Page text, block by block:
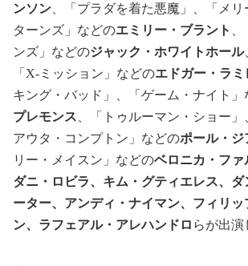
ンソン 、「プラダを着た悪魔」、「メリ
ターンズ」などのエミリー・ブラント
ンズ」などのジャック・ホワイトホール
「X-ミッション」などのエドガー・ラミ
キング・バッド」、「ゲーム・ナイト」
プレモンス 、「トゥルーマン・ショー」
アウタ・コンプトン」などのポール・ジ
リー・メイスン」などのベロニカ・ファ
ダニ・ロビラ、キム・グティエレス、ダ
ーター、アンディ・ナイマン、フィリ
ン、ラフェアル・アレハンドロ らが出演